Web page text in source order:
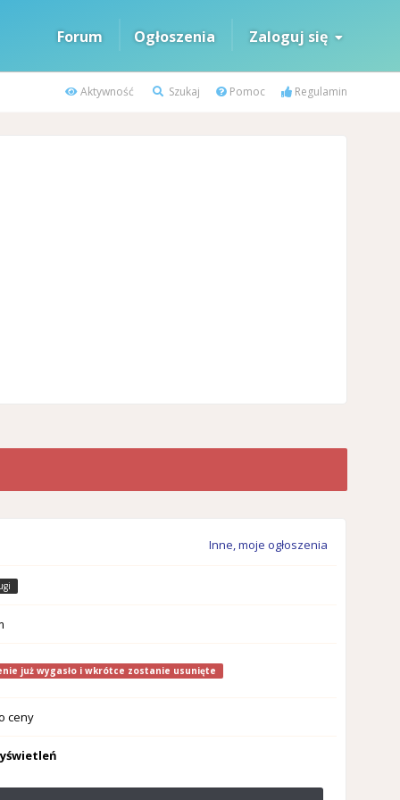
Forum Ogłoszenia Zaloguj się
Aktywność Szukaj Pomoc Regulamin
Inne, moje ogłoszenia
już wygasło i wkrótce zostanie usunięte
ceny